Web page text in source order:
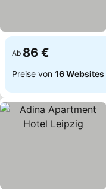
Ab 86 €
Preise von 16 Websites